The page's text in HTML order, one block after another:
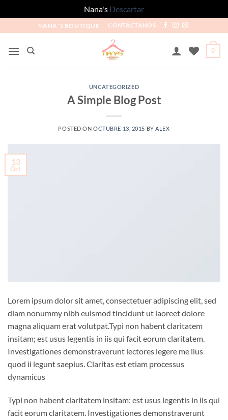
Nana's Descartar
NANA´S BOUTIQUE CONTÁCTANOS
0
UNCATEGORIZED
A Simple Blog Post
POSTED ONOCTUBRE 13, 2015 BY ALEX
13
Oct
Lorem ipsum dolor sit amet, consectetuer adipiscing elit, sed
diam nonummy nibh euismod tincidunt ut laoreet dolore
magna aliquam erat volutpat.Typi non habent claritatem
insitam; est usus legentis in iis qui facit eorum claritatem.
Investigationes demonstraverunt lectores legere me lius
quod ii legunt saepius. Claritas est etiam processus
dynamicus
Typi non habent claritatem insitam; est usus legentis in iis qui
facit eorum claritatem. Investigationes demonstraverunt